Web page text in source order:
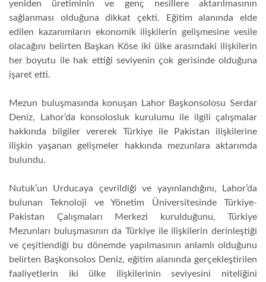
yeniden üretiminin ve genç nesillere aktarılmasının
sağlanması olduğuna dikkat çekti. Eğitim alanında elde
edilen kazanımların ekonomik ilişkilerin gelişmesine vesile
olacağını belirten Başkan Köse iki ülke arasındaki ilişkilerin
her boyutu ile hak ettiği seviyenin çok gerisinde olduğuna
işaret etti.
Mezun buluşmasında konuşan Lahor Başkonsolosu Serdar
Deniz, Lahor’da konsolosluk kurulumu ile ilgili çalışmalar
hakkında bilgiler vererek Türkiye ile Pakistan ilişkilerine
ilişkin yaşanan gelişmeler hakkında mezunlara aktarımda
bulundu.
Nutuk’un Urducaya çevrildiği ve yayınlandığını, Lahor’da
bulunan Teknoloji ve Yönetim Üniversitesinde Türkiye-
Pakistan Çalışmaları Merkezi kurulduğunu, Türkiye
Mezunları buluşmasının da Türkiye ile ilişkilerin derinleştiği
ve çeşitlendiği bu dönemde yapılmasının anlamlı olduğunu
belirten Başkonsolos Deniz, eğitim alanında gerçekleştirilen
faaliyetlerin iki ülke ilişkilerinin seviyesini niteliğini